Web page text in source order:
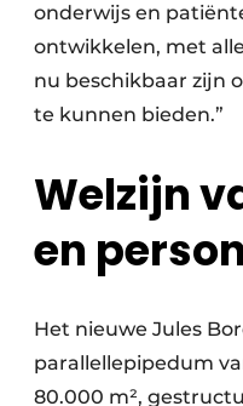
onderwijs en
ontwikkelen, met
nu beschikbaar zijn
te kunnen bieden.”
Welzijn
en
Het nieuwe Jules
parallellepipedum
80.000 m²,